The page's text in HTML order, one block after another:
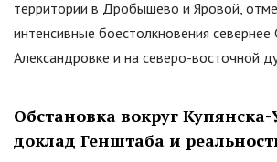
территории в Дробышево и Яровой,
интенсивные боестолкновения севернее
Александровке и на северо-восточной
Обстановка вокруг Купянска-
доклад Генштаба и